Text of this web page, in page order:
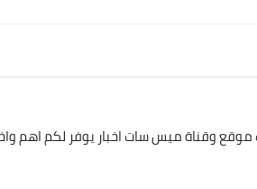
وقناة ميس سات اخبار يوفر لكم اهم